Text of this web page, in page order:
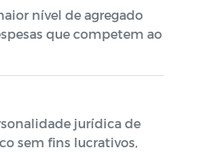
nível de agregado
que competem ao
jurídica de
sem fins lucrativos,